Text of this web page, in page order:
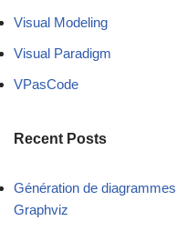
Visual Modeling
Visual Paradigm
VPasCode
Recent Posts
Génération de
Graphviz